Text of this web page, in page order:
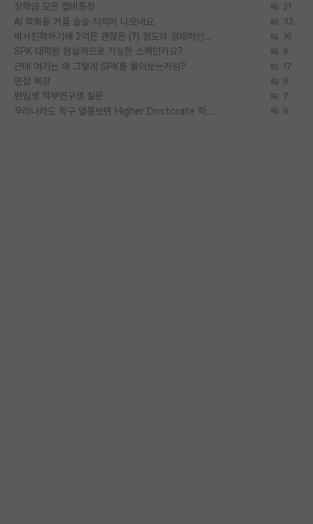
장학금 모은 랩비통장 21
AI 학회들 거품 슬슬 지적이 나오네요 32
박사진학하기에 2억은 괜찮은 (?) 정도의 경제력인가요 16
SPK 대학원 현실적으로 가능한 스펙인가요? 6
근데 여기는 왜 그렇게 SPK를 물어보는거임? 17
면접 복장 6
편입생 학부연구생 질문 7
우리나라도 학구 열풍보면 Higher Doctorate 학위가 필요하다고 봅니다. 6